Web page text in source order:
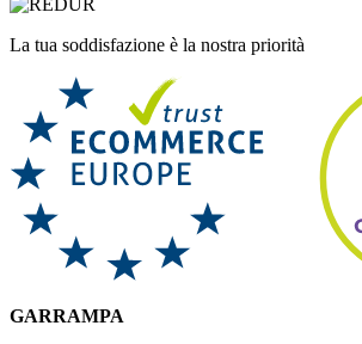
La tua soddisfazione è la nostra priorità
GARRAMPA